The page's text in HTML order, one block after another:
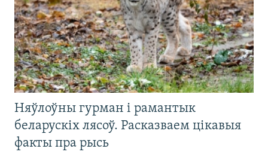
Няўлоўны гурман і рамантык
беларускіх лясоў. Расказваем цікавыя
факты пра рысь